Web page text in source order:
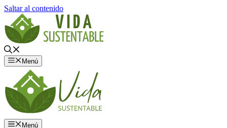
Saltar al contenido
Menú
Menú